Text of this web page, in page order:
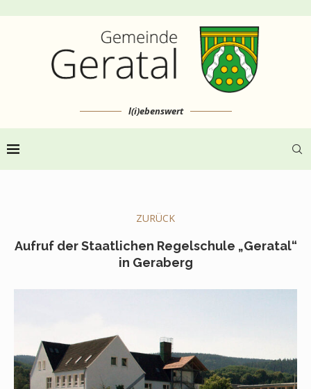
l(i)ebenswert
ZURÜCK
Aufruf der Staatlichen Regelschule „Geratal“
in Geraberg